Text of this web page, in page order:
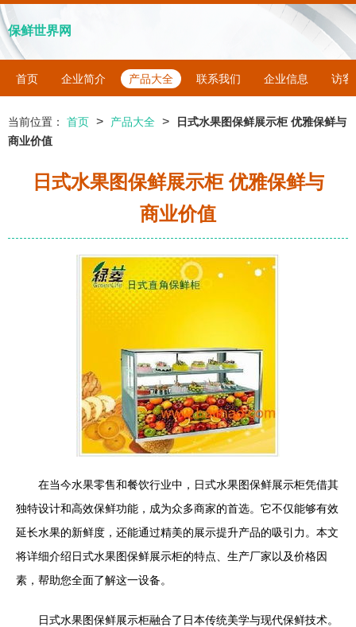
保鲜世界网
首页 企业简介 产品大全 联系我们 企业信息 访客
当前位置： 首页 > 产品大全 >
日式水果图保鲜展示柜 优雅保鲜与
商业价值
日式水果图保鲜展示柜 优雅保鲜与
商业价值
在当今水果零售和餐饮行业中，日式水果图保鲜展示柜凭借其
独特设计和高效保鲜功能，成为众多商家的首选。它不仅能够有效
延长水果的新鲜度，还能通过精美的展示提升产品的吸引力。本文
将详细介绍日式水果图保鲜展示柜的特点、生产厂家以及价格因
素，帮助您全面了解这一设备。
日式水果图保鲜展示柜融合了日本传统美学与现代保鲜技术。